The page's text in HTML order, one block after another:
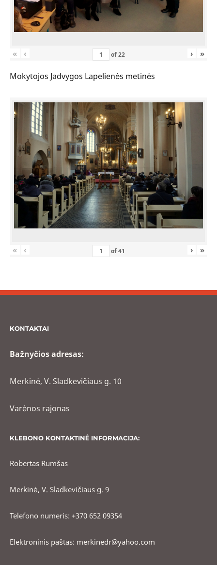
« ‹ of22 › »
Mokytojos Jadvygos Lapelienės metinės
« ‹ of41 › »
KONTAKTAI
Bažnyčios adresas:
Merkinė, V. Sladkevičiaus g. 10
Varėnos rajonas
KLEBONO KONTAKTINĖ INFORMACIJA:
Robertas Rumšas
Merkinė, V. Sladkevičiaus g. 9
Telefono numeris: +370 652 09354
Elektroninis paštas: merkinedr@yahoo.com